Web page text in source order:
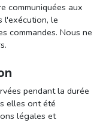
communiquées aux
l'exécution, le
commandes. Nous ne
pendant la durée
elles ont été
légales et